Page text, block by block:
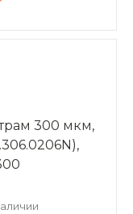
300 мкм,